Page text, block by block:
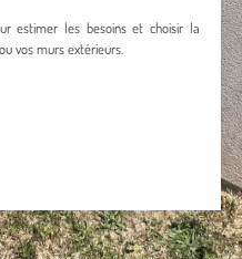
estimer les besoins et choisir la
vos murs extérieurs.